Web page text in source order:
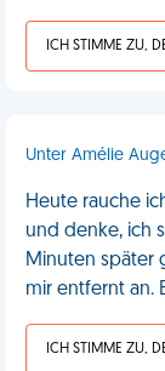
Unter Amélie
Heute rauche
und denke, ich
Minuten später
mir entfernt an.